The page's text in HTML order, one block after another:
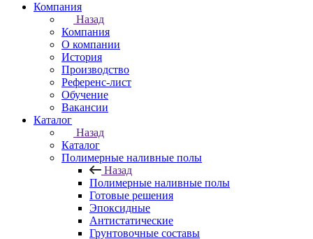
Компания
Назад
Компания
О компании
История
Производство
Референс-лист
Обучение
Вакансии
Каталог
Назад
Каталог
Полимерные наливные полы
Назад
Полимерные наливные полы
Готовые решения
Эпоксидные
Антистатические
Грунтовочные составы